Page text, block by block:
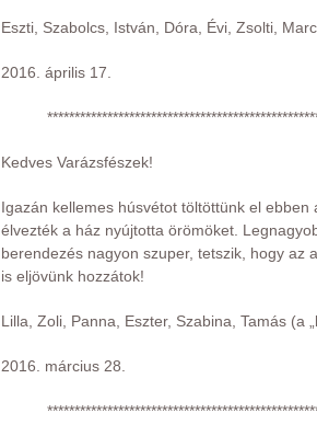
Eszti, Szabolcs, István, Dóra, Évi, Zsolti,
2016. április 17.
Kedves Varázsfészek!
Igazán kellemes húsvétot töltöttünk el ebben
élvezték a ház nyújtotta örömöket.
berendezés nagyon szuper, tetszik, hogy az
is eljövünk hozzátok!
Lilla, Zoli, Panna, Eszter, Szabina, Tamás (a
2016. március 28.